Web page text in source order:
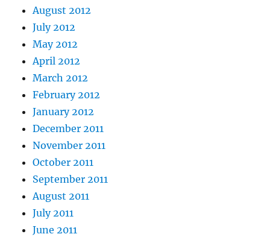
August 2012
July 2012
May 2012
April 2012
March 2012
February 2012
January 2012
December 2011
November 2011
October 2011
September 2011
August 2011
July 2011
June 2011